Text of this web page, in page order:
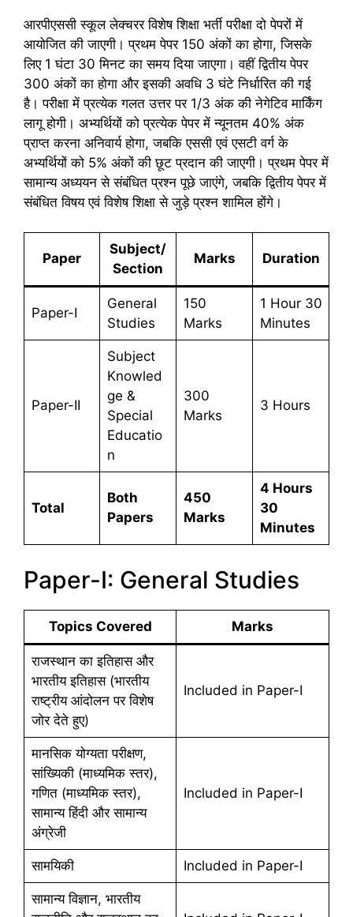
आरपीएससी स्कूल लेक्चरर विशेष शिक्षा भर्ती परीक्षा दो पेपरों में
आयोजित की जाएगी। प्रथम पेपर 150 अंकों का होगा, जिसके
लिए 1 घंटा 30 मिनट का समय दिया जाएगा। वहीं द्वितीय पेपर
300 अंकों का होगा और इसकी अवधि 3 घंटे निर्धारित की गई
है। परीक्षा में प्रत्येक गलत उत्तर पर 1/3 अंक की नेगेटिव मार्किंग
लागू होगी। अभ्यर्थियों को प्रत्येक पेपर में न्यूनतम 40% अंक
प्राप्त करना अनिवार्य होगा, जबकि एससी एवं एसटी वर्ग के
अभ्यर्थियों को 5% अंकों की छूट प्रदान की जाएगी। प्रथम पेपर में
सामान्य अध्ययन से संबंधित प्रश्न पूछे जाएंगे, जबकि द्वितीय पेपर में
संबंधित विषय एवं विशेष शिक्षा से जुड़े प्रश्न शामिल होंगे।
Paper
Subject/
Section
Marks Duration
Paper-I
General
Studies
150
Marks
1 Hour 30
Minutes
Paper-II
Subject
Knowled
ge &
Special
Educatio
n
300
Marks
3 Hours
Total
Both
Papers
450
Marks
4 Hours
30
Minutes
Paper-I: General Studies
Topics Covered Marks
राजस्थान का इतिहास और
भारतीय इतिहास (भारतीय
राष्ट्रीय आंदोलन पर विशेष
जोर देते हुए)
Included in Paper-I
मानसिक योग्यता परीक्षण,
सांख्यिकी (माध्यमिक स्तर),
गणित (माध्यमिक स्तर),
सामान्य हिंदी और सामान्य
अंग्रेजी
Included in Paper-I
सामयिकी Included in Paper-I
सामान्य विज्ञान, भारतीय